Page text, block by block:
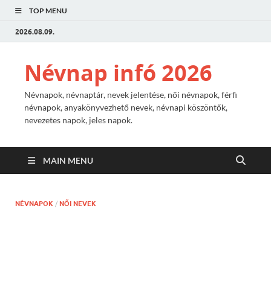
TOP MENU
2026.08.09.
Névnap infó 2026
Névnapok, névnaptár, nevek jelentése, női névnapok, férfi
névnapok, anyakönyvezhető nevek, névnapi köszöntők,
nevezetes napok, jeles napok.
MAIN MENU
NÉVNAPOK / NŐI NEVEK